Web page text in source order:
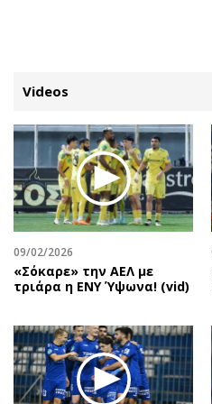
ΚΑΤΗΓΟΡΙΕΣ
Κύπρος
Παιδεία
Υγεία
Πολιτική
Βουλευτικές 2026
Προεδρικές 2023
Δημοσκοπήσεις
Διπλωματία
Videos
09/02/2026
«Σόκαρε» την ΑΕΛ με
τριάρα η ΕΝΥ Ύψωνα! (vid)